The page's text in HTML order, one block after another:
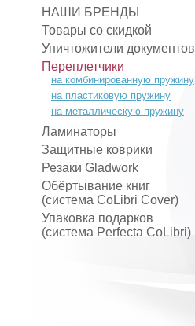
НАШИ БРЕНДЫ
Товары со скидкой
Уничтожители документов
Переплетчики
на комбинированную пружину
на пластиковую пружину
на металлическую пружину
Ламинаторы
Защитные коврики
Резаки Gladwork
Обёртывание книг
(система CoLibri Cover)
Упаковка подарков
(система Perfecta CoLibri)